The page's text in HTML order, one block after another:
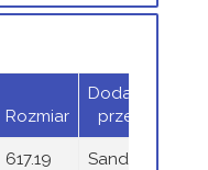
Rozmiar
Dodany
przez
617.19
Sandra